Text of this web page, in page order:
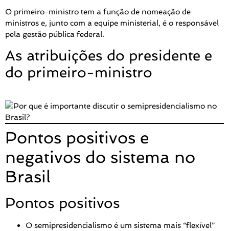
O primeiro-ministro tem a função de nomeação de
ministros e, junto com a equipe ministerial, é o responsável
pela gestão pública federal.
As atribuições do presidente e
do primeiro-ministro
Pontos positivos e
negativos do sistema no
Brasil
Pontos positivos
O semipresidencialismo é um sistema mais “flexível”